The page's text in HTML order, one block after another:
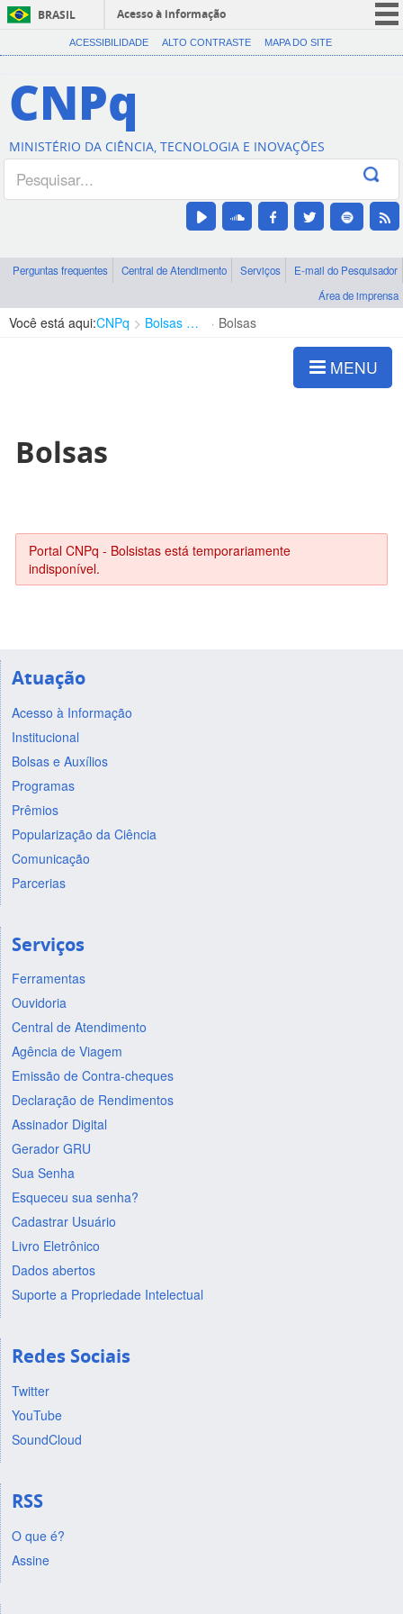
BRASIL
Acesso à informação
CORONAVÍRUS (COVID-19)
Canais
ACESSIBILIDADE ALTO CONTRASTE MAPA DO SITE
CNPq
MINISTÉRIO DA CIÊNCIA, TECNOLOGIA E INOVAÇÕES
Perguntas frequentes Central de Atendimento Serviços
E-mail do Pesquisador
Área de imprensa
Você está aqui:CNPq Bolsas e Auxílios Vigentes Bolsas
MENU
Bolsas
Portal CNPq - Bolsistas está temporariamente
indisponível.
Atuação
Acesso à Informação
Institucional
Bolsas e Auxílios
Programas
Prêmios
Popularização da Ciência
Comunicação
Parcerias
Serviços
Ferramentas
Ouvidoria
Central de Atendimento
Agência de Viagem
Emissão de Contra-cheques
Declaração de Rendimentos
Assinador Digital
Gerador GRU
Sua Senha
Esqueceu sua senha?
Cadastrar Usuário
Livro Eletrônico
Dados abertos
Suporte a Propriedade Intelectual
Redes Sociais
Twitter
YouTube
SoundCloud
RSS
O que é?
Assine